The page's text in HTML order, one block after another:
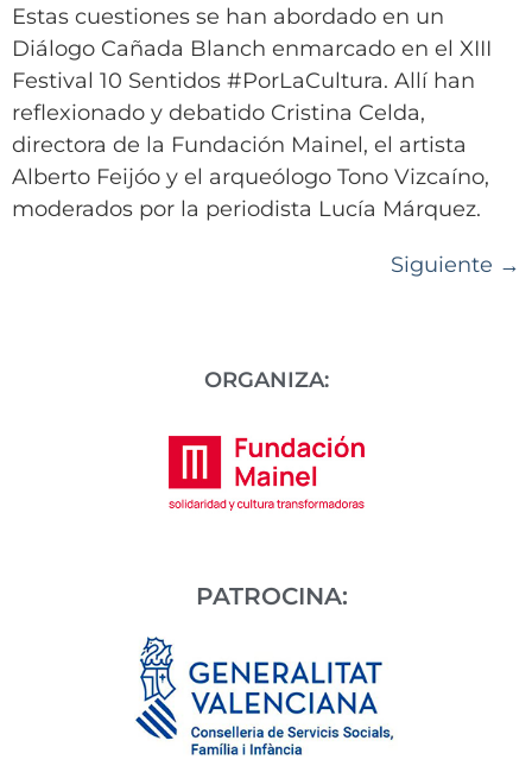
Estas cuestiones se han abordado en un
Diálogo Cañada Blanch enmarcado en el XIII
Festival 10 Sentidos #PorLaCultura. Allí han
reflexionado y debatido Cristina Celda,
directora de la Fundación Mainel, el artista
Alberto Feijóo y el arqueólogo Tono Vizcaíno,
moderados por la periodista Lucía Márquez.
Siguiente →
ORGANIZA:
PATROCINA: